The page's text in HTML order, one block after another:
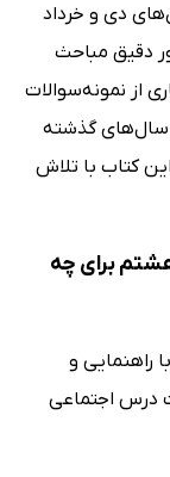
دی و خرداد
دقیق مباحث
از نمونه‌سوالات
سال‌های گذشته
کتاب با تلاش
برای چه
راهنمایی و
درس اجتماعی